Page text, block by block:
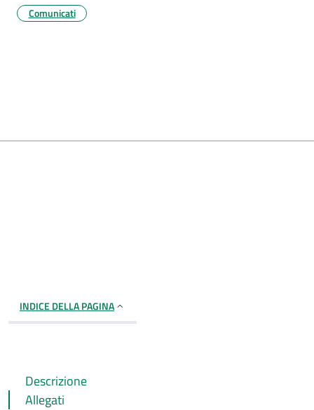
Comunicati
INDICE DELLA PAGINA
Descrizione
Allegati